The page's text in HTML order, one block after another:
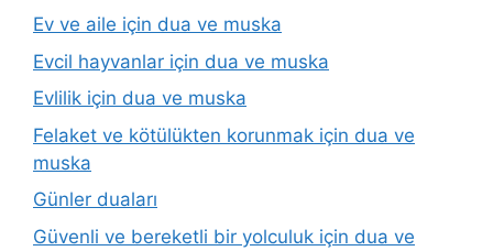
Ev ve aile için dua ve muska
Evcil hayvanlar için dua ve muska
Evlilik için dua ve muska
Felaket ve kötülükten korunmak için dua ve
muska
Günler duaları
Güvenli ve bereketli bir yolculuk için dua ve